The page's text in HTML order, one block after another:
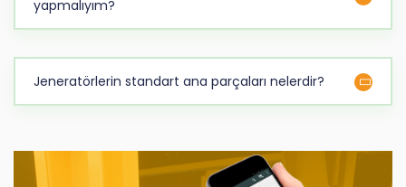
yapmalıyım?
Jeneratörlerin standart ana parçaları nelerdir?